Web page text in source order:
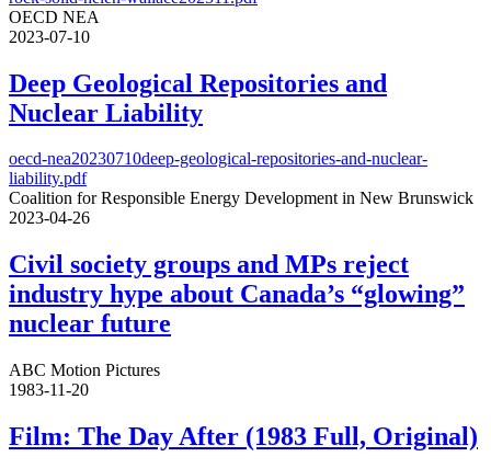
OECD NEA
2023-07-10
Deep Geological Repositories and
Nuclear Liability
oecd-nea20230710deep-geological-repositories-and-nuclear-
liability.pdf
Coalition for Responsible Energy Development in New Brunswick
2023-04-26
Civil society groups and MPs reject
industry hype about Canada’s “glowing”
nuclear future
ABC Motion Pictures
1983-11-20
Film: The Day After (1983 Full, Original)